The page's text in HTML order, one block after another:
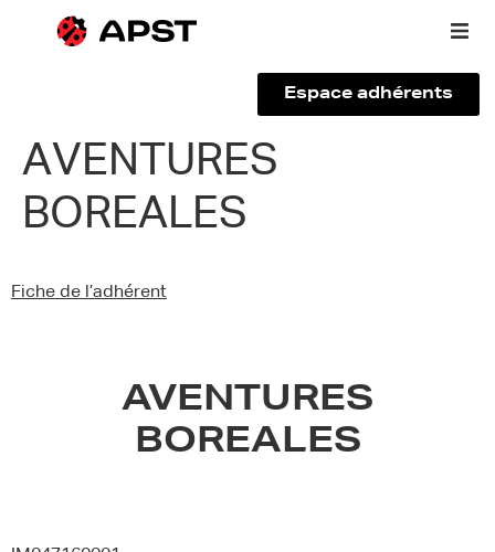
Qui sommes-nous ?
Vous êtes un voyageur
Espace adhérents
AVENTURES
BOREALES
Fiche de l’adhérent
AVENTURES
BOREALES